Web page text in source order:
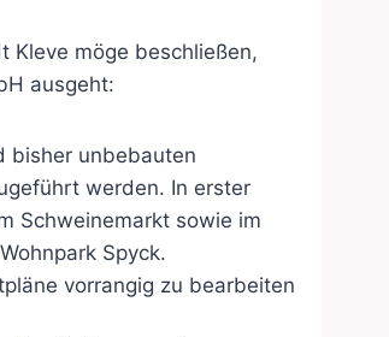
Kleve möge beschließen,
ausgeht:
bisher unbebauten
werden. In erster
Schweinemarkt sowie im
Spyck.
vorrangig zu bearbeiten